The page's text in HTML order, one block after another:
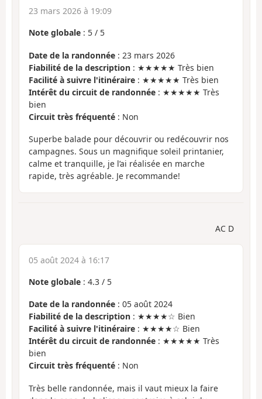
23 mars 2026 à 19:09
Note globale : 5 / 5
Date de la randonnée : 23 mars 2026
Fiabilité de la description : ★★★★★ Très bien
Facilité à suivre l'itinéraire : ★★★★★ Très bien
Intérêt du circuit de randonnée : ★★★★★ Très
bien
Circuit très fréquenté : Non
Superbe balade pour découvrir ou redécouvrir nos
campagnes. Sous un magnifique soleil printanier,
calme et tranquille, je l’ai réalisée en marche
rapide, très agréable. Je recommande!
AC D
05 août 2024 à 16:17
Note globale : 4.3 / 5
Date de la randonnée : 05 août 2024
Fiabilité de la description : ★★★★☆ Bien
Facilité à suivre l'itinéraire : ★★★★☆ Bien
Intérêt du circuit de randonnée : ★★★★★ Très
bien
Circuit très fréquenté : Non
Très belle randonnée, mais il vaut mieux la faire